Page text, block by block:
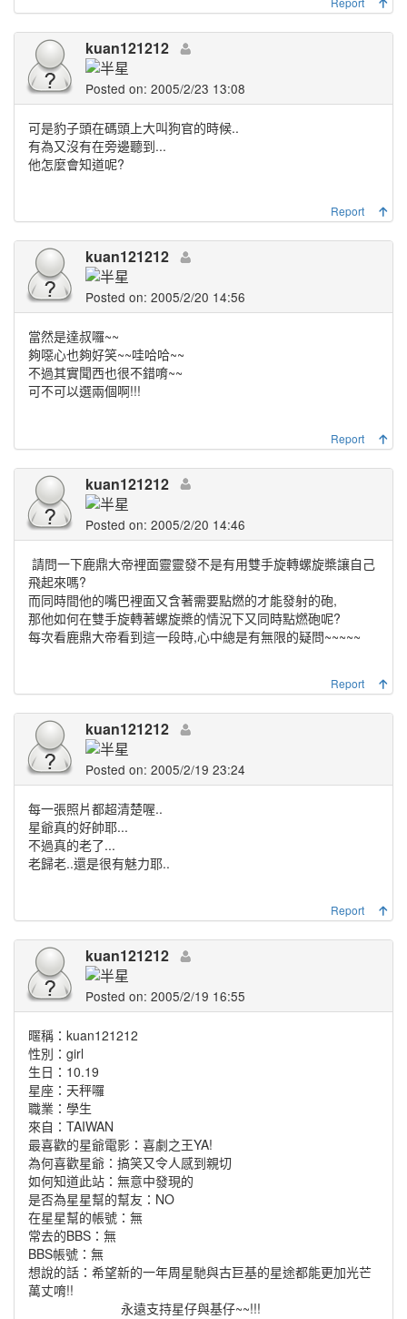
kuan121212
Posted on: 2005/2/23 13:08
可是豹子頭在碼頭上大叫狗官的時候..
有為又沒有在旁邊聽到...
他怎麼會知道呢?
Report
kuan121212
Posted on: 2005/2/20 14:56
當然是達叔囉~~
夠噁心也夠好笑~~哇哈哈~~
不過其實聞西也很不錯唷~~
可不可以選兩個啊!!!
Report
kuan121212
Posted on: 2005/2/20 14:46
請問一下鹿鼎大帝裡面靈靈發不是有用雙手旋轉螺旋槳讓自己
飛起來嗎?
而同時間他的嘴巴裡面又含著需要點燃的才能發射的砲,
那他如何在雙手旋轉著螺旋槳的情況下又同時點燃砲呢?
每次看鹿鼎大帝看到這一段時,心中總是有無限的疑問~~~~~
Report
kuan121212
Posted on: 2005/2/19 23:24
每一張照片都超清楚喔..
星爺真的好帥耶...
不過真的老了...
老歸老..還是很有魅力耶..
Report
kuan121212
Posted on: 2005/2/19 16:55
暱稱：kuan121212
性別：girl
生日：10.19
星座：天秤囉
職業：學生
來自：TAIWAN
最喜歡的星爺電影：喜劇之王YA!
為何喜歡星爺：搞笑又令人感到親切
如何知道此站：無意中發現的
是否為星星幫的幫友：NO
在星星幫的帳號：無
常去的BBS：無
BBS帳號：無
想說的話：希望新的一年周星馳與古巨基的星途都能更加光芒
萬丈唷!!
永遠支持星仔與基仔~~!!!